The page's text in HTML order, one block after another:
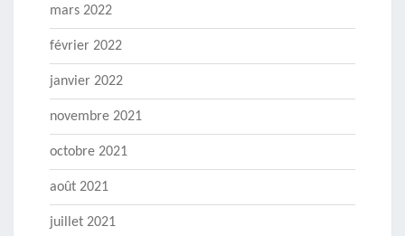
mars 2022
février 2022
janvier 2022
novembre 2021
octobre 2021
août 2021
juillet 2021